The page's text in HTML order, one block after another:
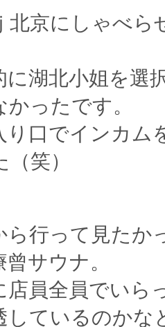
北京にしゃべら
湖北小姐を選
ったです。
り口でインカム
笑）
行って見たか
サウナ。
店員全員でいら
しているのかな